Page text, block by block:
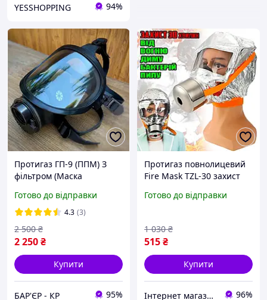
YESSHOPPING 94%
Протигаз ГП-9 (ППМ) З
фільтром (Маска
Готово до відправки
4.3 (3)
2 250₴
2 500 ₴
Купити
БАР'ЄР - КР 95%
Протигаз повнолицевий
Fire Mask TZL-30 захист
протипожежна маска ВАУ
Готово до відправки
515₴
1 030 ₴
Купити
Інтернет магазин WOWShop 96%